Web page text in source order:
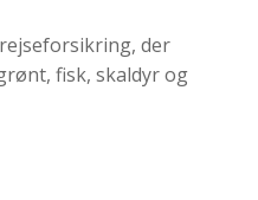
der
fisk, skaldyr og